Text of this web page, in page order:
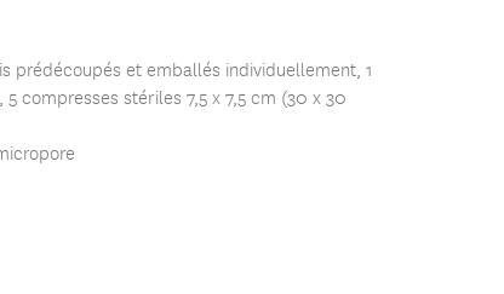
prédécoupés et emballés individuellement, 1
compresses stériles 7,5 x 7,5 cm (30 x 30